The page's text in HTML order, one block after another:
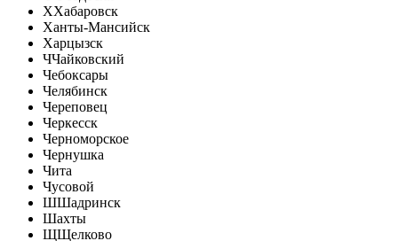
ХХабаровск
Ханты-Мансийск
Харцызск
ЧЧайковский
Чебоксары
Челябинск
Череповец
Черкесск
Черноморское
Чернушка
Чита
Чусовой
ШШадринск
Шахты
ЩЩелково